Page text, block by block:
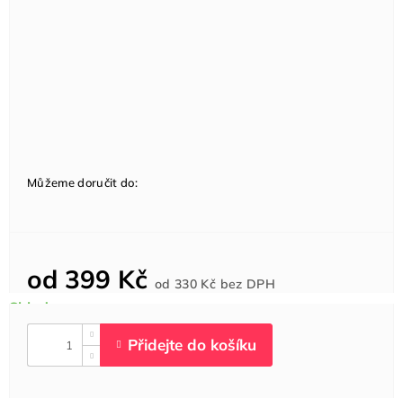
od 399 Kč od330 Kč bez DPHcena:
Můžeme doručit do: